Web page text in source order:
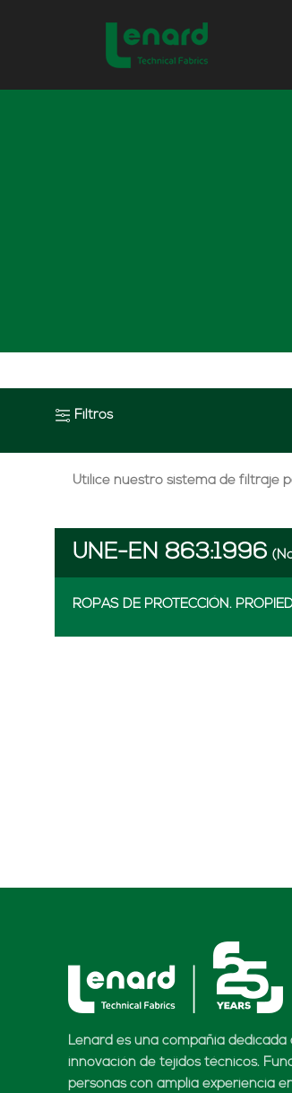
Filtros
Utilice nuestro sistema de filtraje
UNE-EN 863:1996
ROPAS DE PROTECCIÓN.
Lenard es una compañía dedicada
innovación de tejidos técnicos.
personas con amplia experiencia